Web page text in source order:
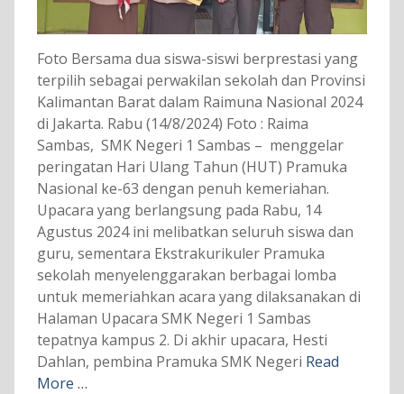
Foto Bersama dua siswa-siswi berprestasi yang
terpilih sebagai perwakilan sekolah dan Provinsi
Kalimantan Barat dalam Raimuna Nasional 2024
di Jakarta. Rabu (14/8/2024) Foto : Raima
Sambas, SMK Negeri 1 Sambas – menggelar
peringatan Hari Ulang Tahun (HUT) Pramuka
Nasional ke-63 dengan penuh kemeriahan.
Upacara yang berlangsung pada Rabu, 14
Agustus 2024 ini melibatkan seluruh siswa dan
guru, sementara Ekstrakurikuler Pramuka
sekolah menyelenggarakan berbagai lomba
untuk memeriahkan acara yang dilaksanakan di
Halaman Upacara SMK Negeri 1 Sambas
tepatnya kampus 2. Di akhir upacara, Hesti
Dahlan, pembina Pramuka SMK Negeri Read
More …